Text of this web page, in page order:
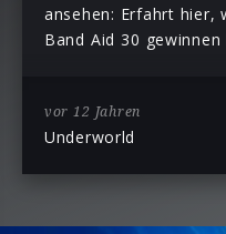
ansehen: Erfahrt hier,
Band Aid 30
vor 12 Jahren
Underworld